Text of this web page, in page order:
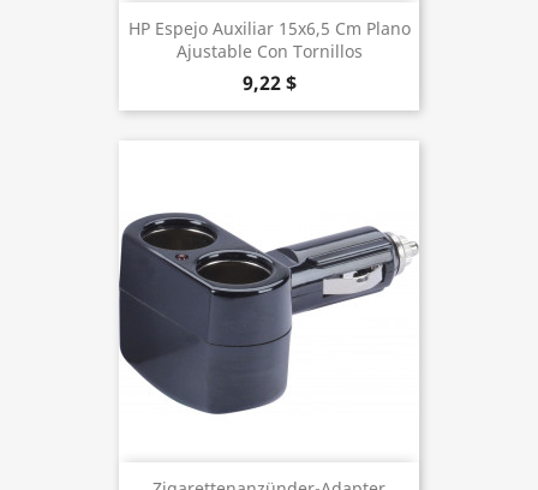
HP Espejo Auxiliar 15x6,5 Cm Plano
Ajustable Con Tornillos
9,22 $